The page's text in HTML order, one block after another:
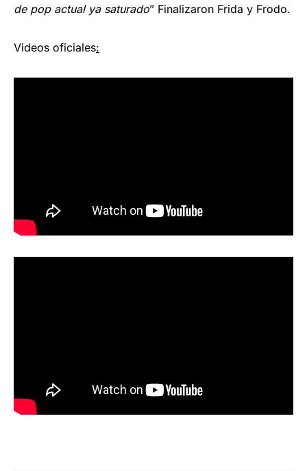
de pop actual ya saturado” Finalizaron Frida y Frodo.
Videos oficiales: